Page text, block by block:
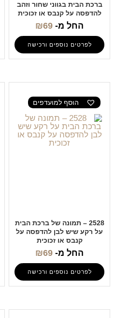
ברכת הבית בגווני שחור וזהב
להדפסה על קנבס או זכוכית
החל מ- ₪69
לפרטים נוספים ורכישה
הוסף למועדפים
2528 – תמונה של ברכת הבית
על רקע שיש לבן להדפסה על
קנבס או זכוכית
החל מ- ₪69
לפרטים נוספים ורכישה